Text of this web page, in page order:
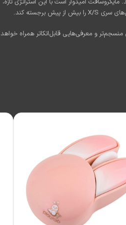
و معرفی‌هایی قابل‌اتکاتر همراه خواهد